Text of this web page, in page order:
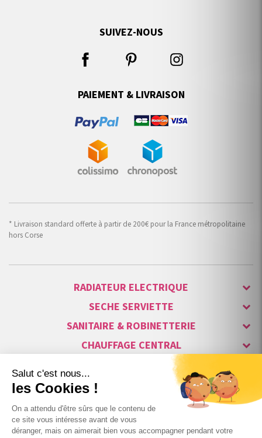
SUIVEZ-NOUS
PAIEMENT & LIVRAISON
* Livraison standard offerte à partir de 200€ pour la France métropolitaine
hors Corse
RADIATEUR ELECTRIQUE
SECHE SERVIETTE
SANITAIRE & ROBINETTERIE
CHAUFFAGE CENTRAL
ALARME & SÉCURITÉ
MAISON CONNECTÉE
VISIOPHONE & INTERPHONE
LUMINAIRES & ECLAIRAGE